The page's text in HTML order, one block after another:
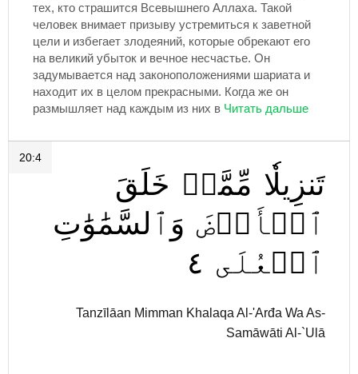
тех, кто страшится Всевышнего Аллаха. Такой
человек внимает призыву устремиться к заветной
цели и избегает злодеяний, которые обрекают его
на великий убыток и вечное несчастье. Он
задумывается над законоположениями шариата и
находит их в целом прекрасными. Когда же он
размышляет над каждым из них в
20:4
تَنزِيلٗا مِّمَّنۡ خَلَقَ
ٱلۡأَرۡضَ وَٱلسَّمَٰوَٰتِ
ٱلۡعُلَى ٤
Tanzīlāan Mimman Khalaqa Al-'Arđa Wa As-
Samāwāti Al-`Ulā